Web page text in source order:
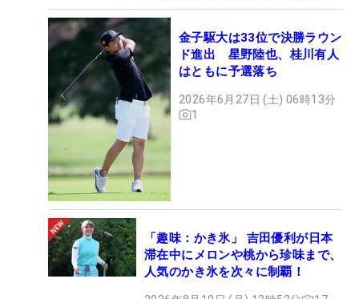
金子駆大は33位で決勝ラウン
ド進出 星野陸也、桂川有人
はともに予選落ち
2026年6月27日 (土) 06時13分
1
「趣味：かき氷」 吉田優利が日本
滞在中にメロンや桃から珍味まで、
人気のかき氷を次々に制覇！